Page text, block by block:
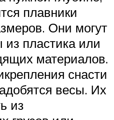
плавники
Они могут
пластика или
материалов.
снасти
весы. Их
из